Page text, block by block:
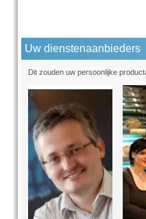
Uw dienstenaanbieders
Dit zouden uw persoonlijke